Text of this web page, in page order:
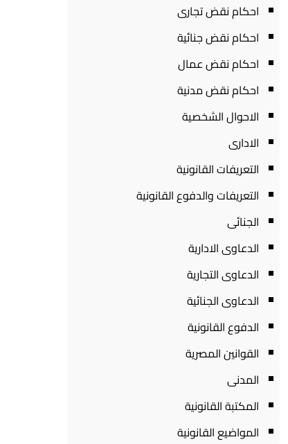
احكام نقض تجارى
احكام نقض جنائية
احكام نقض عمال
احكام نقض مدنية
الاحوال الشخصية
الادارى
التعريفات القانونية
التعريفات والدفوع القانونية
الجنائى
الدعاوى الادارية
الدعاوى التجارية
الدعاوى الجنائية
الدفوع القانونية
القوانين المصرية
المدنى
المكتبة القانونية
المواضيع القانونية